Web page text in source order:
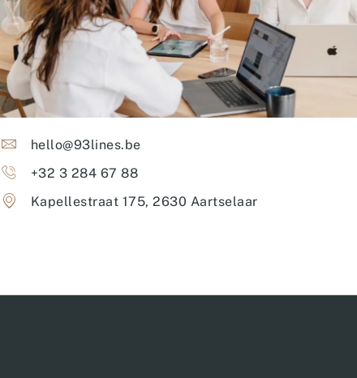
hello@93lines.be
+32 3 284 67 88
Kapellestraat 175, 2630 Aartselaar